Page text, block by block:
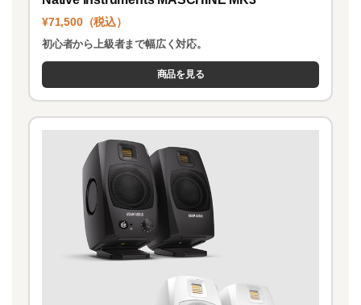
¥71,500（税込）
初心者から上級者まで幅広く対応。
商品を見る